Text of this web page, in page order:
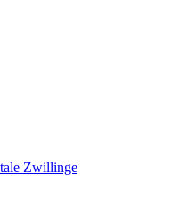
Zwillinge